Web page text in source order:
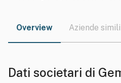
Overview Aziende simili
Dati societari di